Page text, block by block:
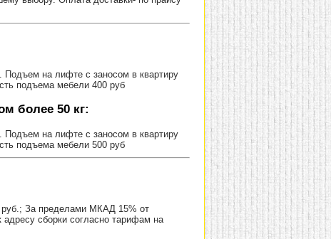
на лифте с заносом в квартиру
подъема мебели 400 руб
более 50 кг:
на лифте с заносом в квартиру
подъема мебели 500 руб
За пределами МКАД 15% от
сборки согласно тарифам на